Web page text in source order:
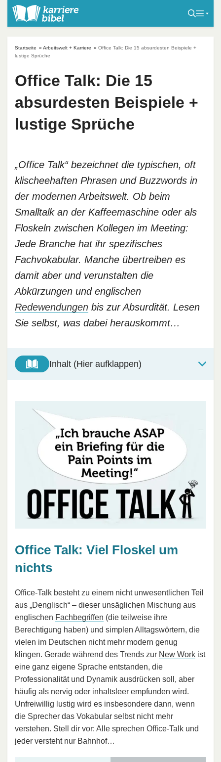
Startseite » Arbeitswelt + Karriere » Office Talk: Die 15 absurdesten Beispiele +
lustige Sprüche
Office Talk: Die 15
absurdesten Beispiele +
lustige Sprüche
„Office Talk“ bezeichnet die typischen, oft
klischeehaften Phrasen und Buzzwords in
der modernen Arbeitswelt. Ob beim
Smalltalk an der Kaffeemaschine oder als
Floskeln zwischen Kollegen im Meeting:
Jede Branche hat ihr spezifisches
Fachvokabular. Manche übertreiben es
damit aber und verunstalten die
Abkürzungen und englischen
Redewendungen bis zur Absurdität. Lesen
Sie selbst, was dabei herauskommt…
Inhalt (Hier aufklappen)
Office Talk: Viel Floskel um
nichts
Office-Talk besteht zu einem nicht unwesentlichen Teil
aus „Denglisch“ – dieser unsäglichen Mischung aus
englischen Fachbegriffen (die teilweise ihre
Berechtigung haben) und simplen Alltagswörtern, die
vielen im Deutschen nicht mehr modern genug
klingen. Gerade während des Trends zur New Work ist
eine ganz eigene Sprache entstanden, die
Professionalität und Dynamik ausdrücken soll, aber
häufig als nervig oder inhaltsleer empfunden wird.
Unfreiwillig lustig wird es insbesondere dann, wenn
die Sprecher das Vokabular selbst nicht mehr
verstehen. Stell dir vor: Alle sprechen Office-Talk und
jeder versteht nur Bahnhof…